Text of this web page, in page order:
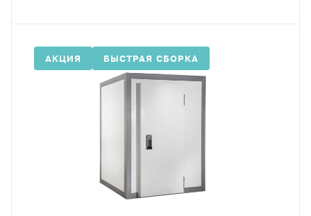
АКЦИЯ БЫСТРАЯ СБОРКА